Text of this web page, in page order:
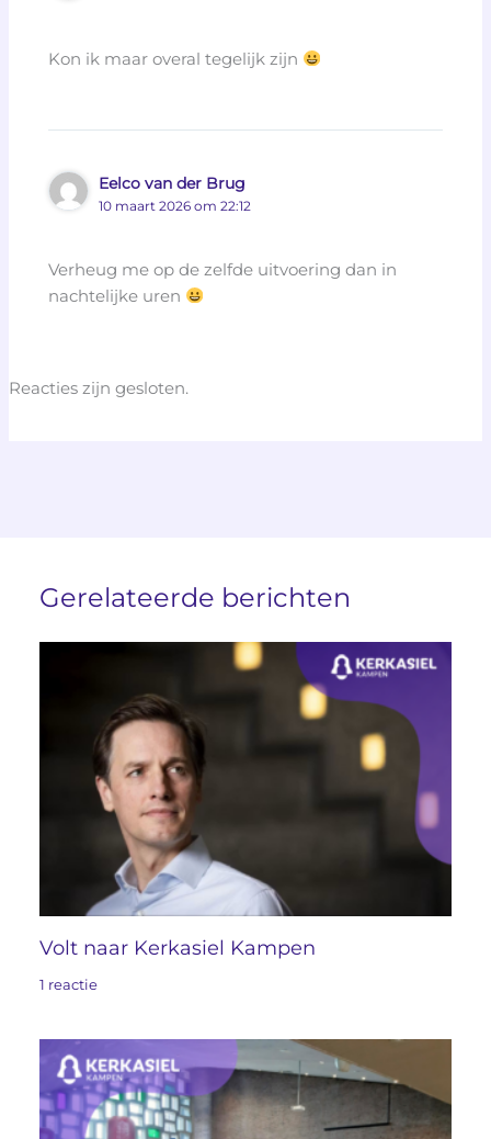
Kon ik maar overal tegelijk zijn
Eelco van der Brug
10 maart 2026 om 22:12
Verheug me op de zelfde uitvoering dan in
nachtelijke uren
Reacties zijn gesloten.
Gerelateerde berichten
Volt naar Kerkasiel Kampen
1 reactie